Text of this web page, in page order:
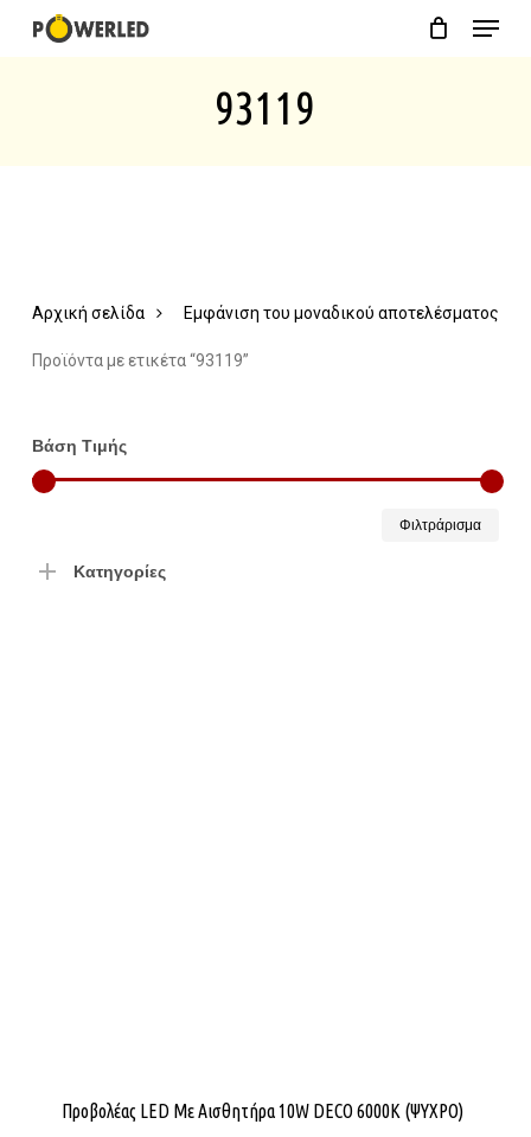
Menu
93119
Εμφάνιση του μοναδικού αποτελέσματος
Αρχική σελίδα
Προϊόντα με ετικέτα “93119”
Βάση Τιμής
Φιλτράρισμα
Κατηγορίες
Προβολέας LED Με Αισθητήρα 10W DECO 6000K (ΨΥΧΡΟ)